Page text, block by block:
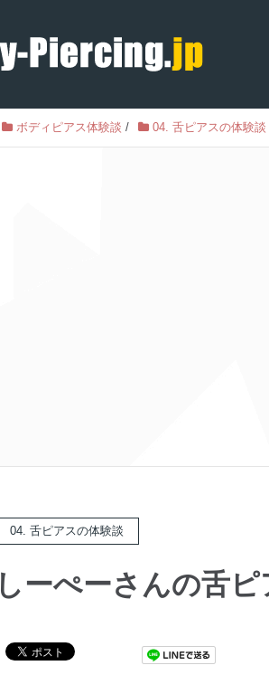
ボディピアス体験談 / 04. 舌ピアスの体験談
04. 舌ピアスの体験談
しーぺーさんの舌